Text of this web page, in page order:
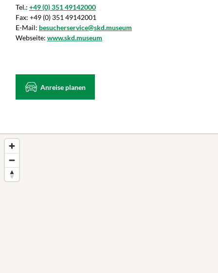
Tel.: +49 (0) 351 49142000
Fax: +49 (0) 351 49142001
E-Mail: besucherservice@skd.museum
Webseite: www.skd.museum
Anreise planen